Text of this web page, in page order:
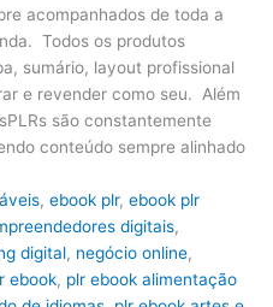
acompanhados de toda a
Todos os produtos
sumário, layout profissional
e revender como seu. Além
são constantemente
conteúdo sempre alinhado
,ebook plr,ebook plr
digitais,
digital, negócio online,
ebook, plr ebook alimentação